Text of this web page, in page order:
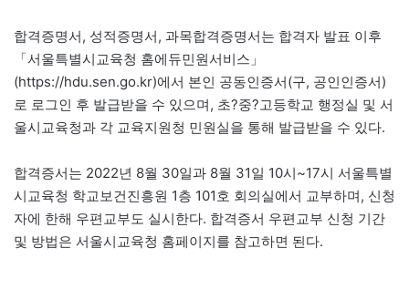
합격증명서, 성적증명서, 과목합격증명서는 합격자 발표 이후
「서울특별시교육청 홈에듀민원서비스」
(https://hdu.sen.go.kr)에서 본인 공동인증서(구, 공인인증서)
로 로그인 후 발급받을 수 있으며, 초?중?고등학교 행정실 및 서
울시교육청과 각 교육지원청 민원실을 통해 발급받을 수 있다.
합격증서는 2022년 8월 30일과 8월 31일 10시~17시 서울특별
시교육청 학교보건진흥원 1층 101호 회의실에서 교부하며, 신청
자에 한해 우편교부도 실시한다. 합격증서 우편교부 신청 기간
및 방법은 서울시교육청 홈페이지를 참고하면 된다.